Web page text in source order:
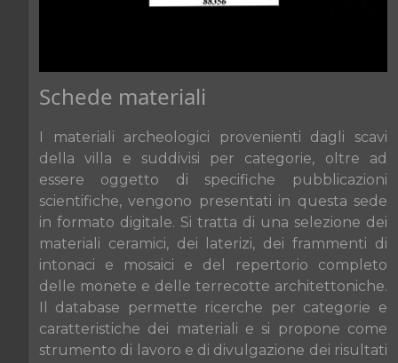
Schede materiali
I materiali archeologici provenienti dagli scavi
della villa e suddivisi per categorie, oltre ad
essere oggetto di specifiche pubblicazioni
scientifiche, vengono presentati in questa sede
in formato digitale. Si tratta di una selezione dei
materiali ceramici, dei laterizi, dei frammenti di
intonaci e mosaici e del repertorio completo
delle monete e delle terrecotte architettoniche.
Il database permette ricerche per categorie e
caratteristiche dei materiali e si propone come
strumento di lavoro e di divulgazione dei risultati